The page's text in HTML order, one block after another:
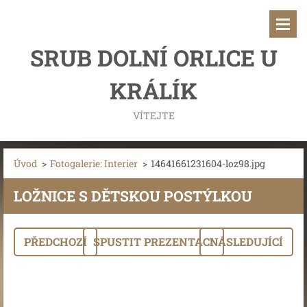
SRUB DOLNÍ ORLICE U
KRÁLÍK
VÍTEJTE
Úvod > Fotogalerie: Interier > 14641661231604-loz98.jpg
LOŽNICE S DĚTSKOU POSTÝLKOU
PŘEDCHOZÍ SPUSTIT PREZENTACINÁSLEDUJÍCÍ